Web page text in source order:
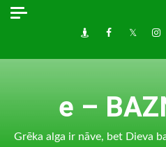
Skip
DraugiemFacebook
Twitter
e –
Grēka alga ir nāve, bet Dieva